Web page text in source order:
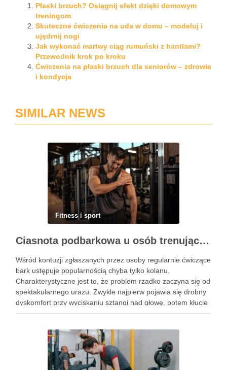
Płaski brzuch? Osiągnij efekt dzięki domowym
treningom
Skuteczne ćwiczenia na uda w domu – modeluj i
ujędrnij nogi
Jak wykonać martwy ciąg rumuński z hantlami?
Przewodnik krok po kroku
Ćwiczenia na płaski brzuch dla seniorów – zdrowie
i kondycja
SIMILAR NEWS
Fitness i sport
Ciasnota podbarkowa u osób trenujących – kiedy bark przestaje wybaczać błędy na siłowni
Wśród kontuzji zgłaszanych przez osoby regularnie ćwiczące
bark ustępuje popularnością chyba tylko kolanu.
Charakterystyczne jest to, że problem rzadko zaczyna się od
spektakularnego urazu. Zwykle najpierw pojawia się drobny
dyskomfort przy wyciskaniu sztangi nad głowę, potem kłucie
przy zakładaniu koszulki, a po kilku tygodniach ból budzi w